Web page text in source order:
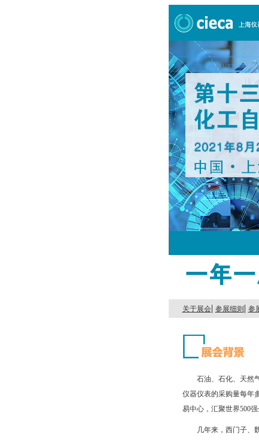
关于展会| 参展细则| 参
石油、石化、天然
仪器仪表的采购量每年
易中心，汇聚世界500
几年来，西门子、